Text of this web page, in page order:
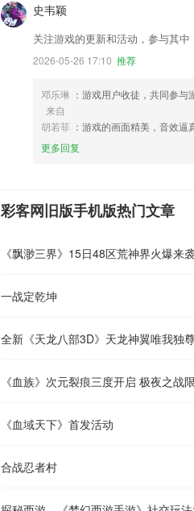
史韦颖
关注游戏的更新和活动，参与其中
2026-05-26 17:10 推荐
邓乐琳 ：游戏用户收徒，共同参
来自
胡若菲 ：游戏的画面精美，音效
更多回复
彩客网旧版手机版热门文章
《飘渺三界》15日48区荒神界火爆来
一战定乾坤
全新《天龙八部3D》天龙神翼唯我独
《血族》次元裂痕三度开启 极夜之战
《血域天下》首发活动
合战忍者村